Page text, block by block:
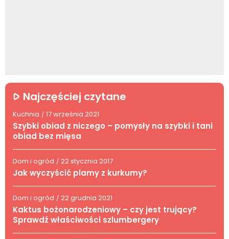
Najczęściej czytane
Kuchnia / 17 września 2021
Szybki obiad z niczego – pomysły na szybki i tani
obiad bez mięsa
Dom i ogród / 22 stycznia 2017
Jak wyczyścić plamy z kurkumy?
Dom i ogród / 22 grudnia 2021
Kaktus bożonarodzeniowy – czy jest trujący?
Sprawdź właściwości szlumbergery